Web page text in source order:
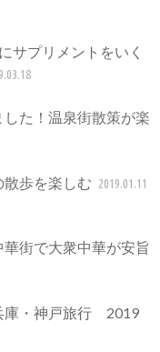
サプリメントをいく
た！温泉街散策が楽
歩を楽しむ 2019.01.11
街で大衆中華が安旨
庫・神戸旅行 2019